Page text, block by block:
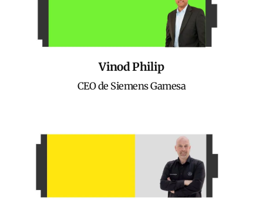
Vinod Philip
CEO de Siemens Gamesa